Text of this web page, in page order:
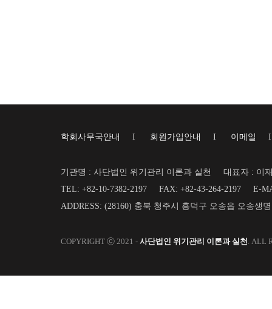
학회사무국안내 I 회원가입안내 I 이메일
기관명 : 사단법인 위기관리 이론과 실천
대표자 : 이
TEL: +82-10-7382-2197
FAX: +82-43-264-2197
E-
ADDRESS: (28160) 충북 청주시 흥덕구 오송읍 오송생
COPYRIGHT ⓒ 2021 - 사단법인 위기관리 이론과 실천. ALL